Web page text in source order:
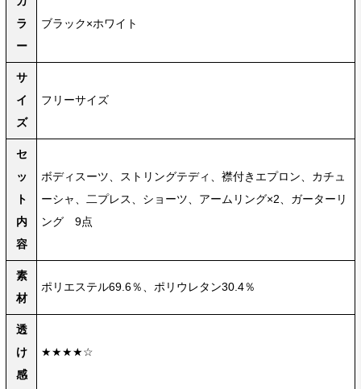
ラ
ー
ブラック×ホワイト
サ
イ
ズ
フリーサイズ
セ
ッ
ト
内
容
ボディスーツ、ストリングテディ、襟付きエプロン、カチュ
ーシャ、二プレス、ショーツ、アームリング×2、ガーターリ
ング 9点
素
材
ポリエステル69.6％、ポリウレタン30.4％
透
け
感
★★★★☆